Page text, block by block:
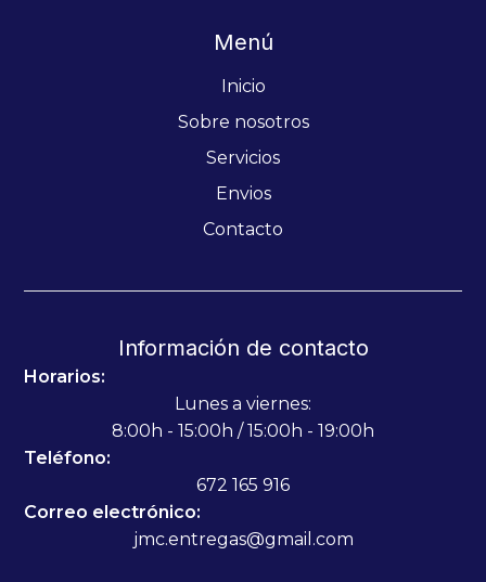
Menú
Inicio
Sobre nosotros
Servicios
Envios
Contacto
Información de contacto
Horarios:
Lunes a viernes:
8:00h - 15:00h / 15:00h - 19:00h
Teléfono:
672 165 916
Correo electrónico:
jmc.entregas@gmail.com